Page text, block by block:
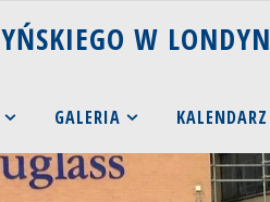
YŃSKIEGO W LONDYN
GALERIA KALENDARZ